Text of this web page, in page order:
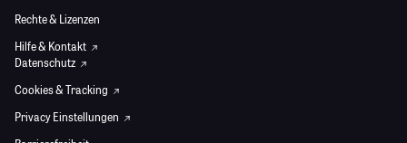
Rechte & Lizenzen
Hilfe & Kontakt
Datenschutz
Cookies & Tracking
Privacy Einstellungen